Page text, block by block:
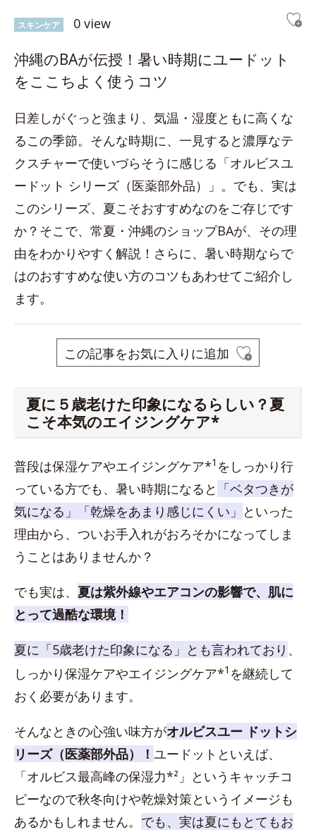
スキンケア 0 view
沖縄のBAが伝授！暑い時期にユードット
をここちよく使うコツ
日差しがぐっと強まり、気温・湿度ともに高くな
るこの季節。そんな時期に、一見すると濃厚なテ
クスチャーで使いづらそうに感じる「オルビスユ
ードット シリーズ（医薬部外品）」。でも、実は
このシリーズ、夏こそおすすめなのをご存じです
か？そこで、常夏・沖縄のショップBAが、その理
由をわかりやすく解説！さらに、暑い時期ならで
はのおすすめな使い方のコツもあわせてご紹介し
ます。
この記事をお気に入りに追加
夏に５歳老けた印象になるらしい？夏
こそ本気のエイジングケア*
普段は保湿ケアやエイジングケア*1 をしっかり行
っている方でも、暑い時期になると 「ベタつきが
気になる」「乾燥をあまり感じにくい」 といった
理由から、ついお手入れがおろそかになってしま
うことはありませんか？
でも実は、 夏は紫外線やエアコンの影響で、肌に
とって過酷な環境！
夏に「5歳老けた印象になる」とも言われており 、
しっかり保湿ケアやエイジングケア*1 を継続して
おく必要があります。
そんなときの心強い味方がオルビスユー ドットシ
リーズ（医薬部外品）！ ユードットといえば、
「オルビス最高峰の保湿力*²」というキャッチコ
ピーなので秋冬向けや乾燥対策というイメージも
あるかもしれません。 でも、実は夏にもとてもお